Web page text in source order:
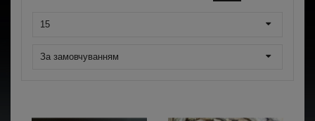
15
За замовчуванням